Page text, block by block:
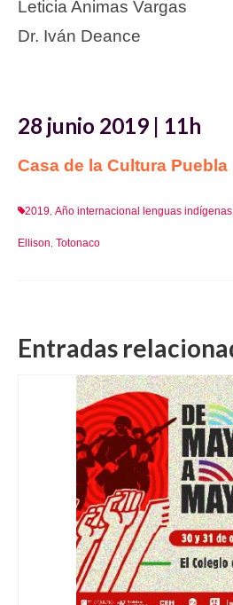
Leticia Animas Vargas
Dr. Iván Deance
28 junio 2019 | 11h
Casa de la Cultura Puebla
2019, Año internacional lenguas indígenas
Ellison, Totonaco
Entradas